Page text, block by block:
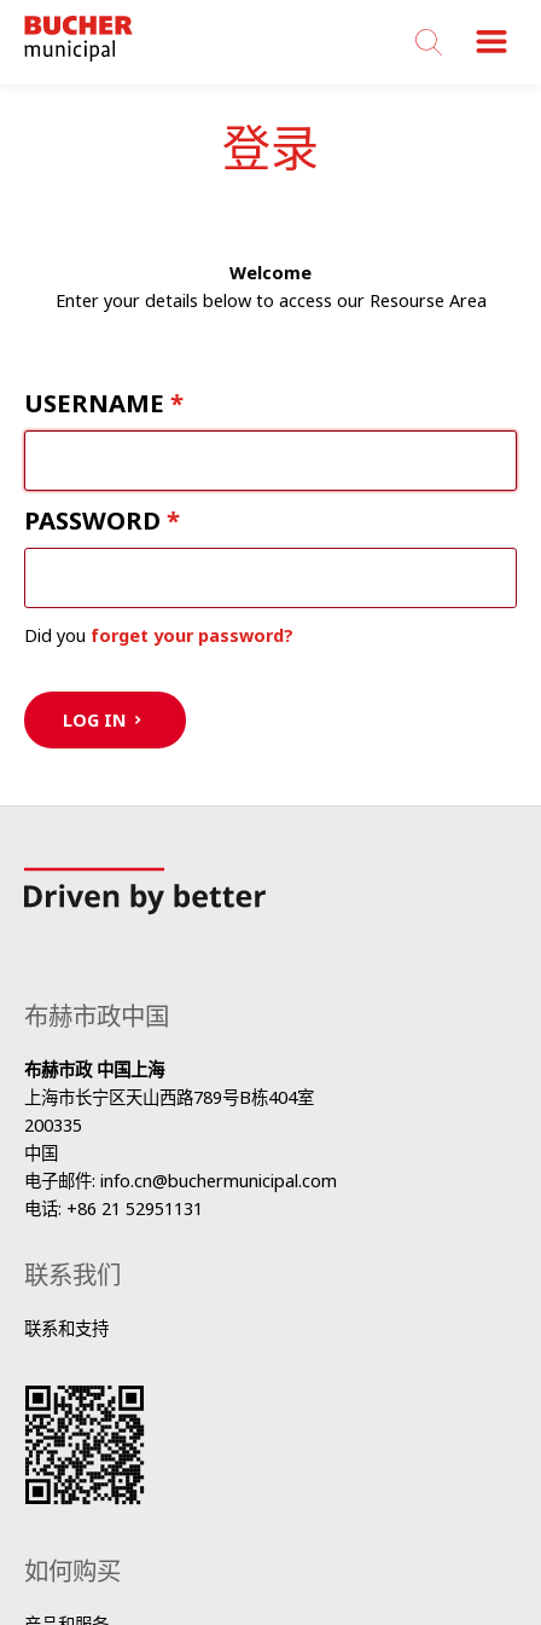
Bucher
Municipal
登录
Welcome
Enter your details below to access our Resourse Area
USERNAME
PASSWORD
Did you forget your password?
LOG IN
布赫市政中国
布赫市政 中国上海
上海市长宁区天山西路789号B栋404室
200335
中国
电子邮件: info.cn@buchermunicipal.com
电话: +86 21 52951131
联系我们
联系和支持
如何购买